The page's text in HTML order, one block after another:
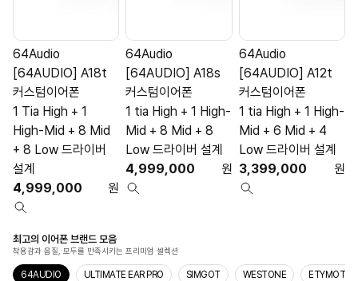
64Audio
[64AUDIO] A18t
커스텀이어폰
1 Tia High + 1
High-Mid + 8 Mid
+ 8 Low 드라이버
설계
4,999,000
원
64Audio
[64AUDIO] A18s
커스텀이어폰
1 tia High + 1 High-
Mid + 8 Mid + 8
Low 드라이버 설계
4,999,000
원
64Audio
[64AUDIO] A12t
커스텀이어폰
1 tia High + 1 High-
Mid + 6 Mid + 4
Low 드라이버 설계
3,399,000
원
최고의 이어폰 브랜드 모음
착용감과 음질, 모두를 만족시키는 프리미엄 셀렉션
64AUDIO ULTIMATE EAR PRO SIMGOT WESTONE ETYMOTIC